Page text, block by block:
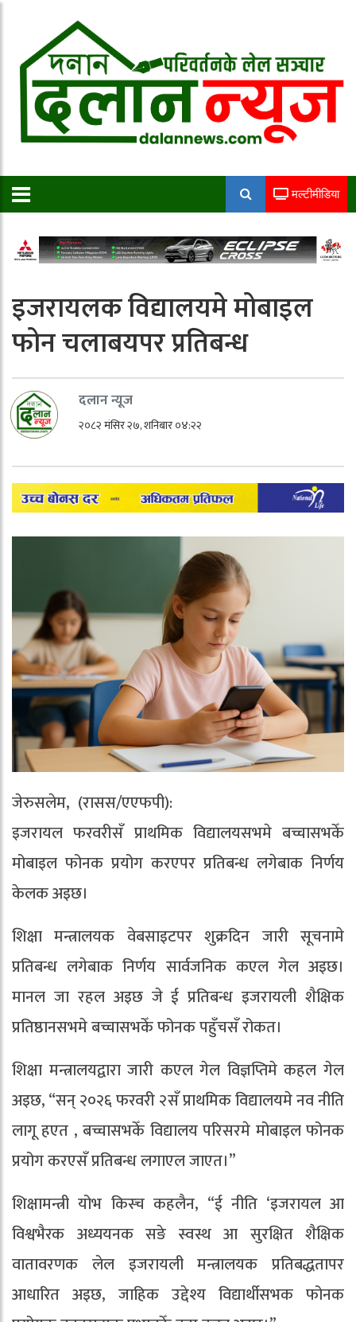
मल्टीमीडिया
इजरायलक विद्यालयमे मोबाइल
फोन चलाबयपर प्रतिबन्ध
दलान न्यूज
२०८२ मंसिर २७, शनिबार ०४:२२
जेरुसलेम, (रासस/एएफपी):
इजरायल फरवरीसँ प्राथमिक विद्यालयसभमे बच्चासभकेँ
मोबाइल फोनक प्रयोग करएपर प्रतिबन्ध लगेबाक निर्णय
केलक अइछ।
शिक्षा मन्त्रालयक वेबसाइटपर शुक्रदिन जारी सूचनामे
प्रतिबन्ध लगेबाक निर्णय सार्वजनिक कएल गेल अइछ।
मानल जा रहल अइछ जे ई प्रतिबन्ध इजरायली शैक्षिक
प्रतिष्ठानसभमे बच्चासभकेँ फोनक पहुँचसँ रोकत।
शिक्षा मन्त्रालयद्वारा जारी कएल गेल विज्ञप्तिमे कहल गेल
अइछ, “सन् २०२६ फरवरी २सँ प्राथमिक विद्यालयमे नव नीति
लागू हएत , बच्चासभकेँ विद्यालय परिसरमे मोबाइल फोनक
प्रयोग करएसँ प्रतिबन्ध लगाएल जाएत।”
शिक्षामन्त्री योभ किस्च कहलैन, “ई नीति ‘इजरायल आ
विश्वभैरक अध्ययनक सङे स्वस्थ आ सुरक्षित शैक्षिक
वातावरणक लेल इजरायली मन्त्रालयक प्रतिबद्धतापर
आधारित अइछ, जाहिक उद्देश्य विद्यार्थीसभक फोनक